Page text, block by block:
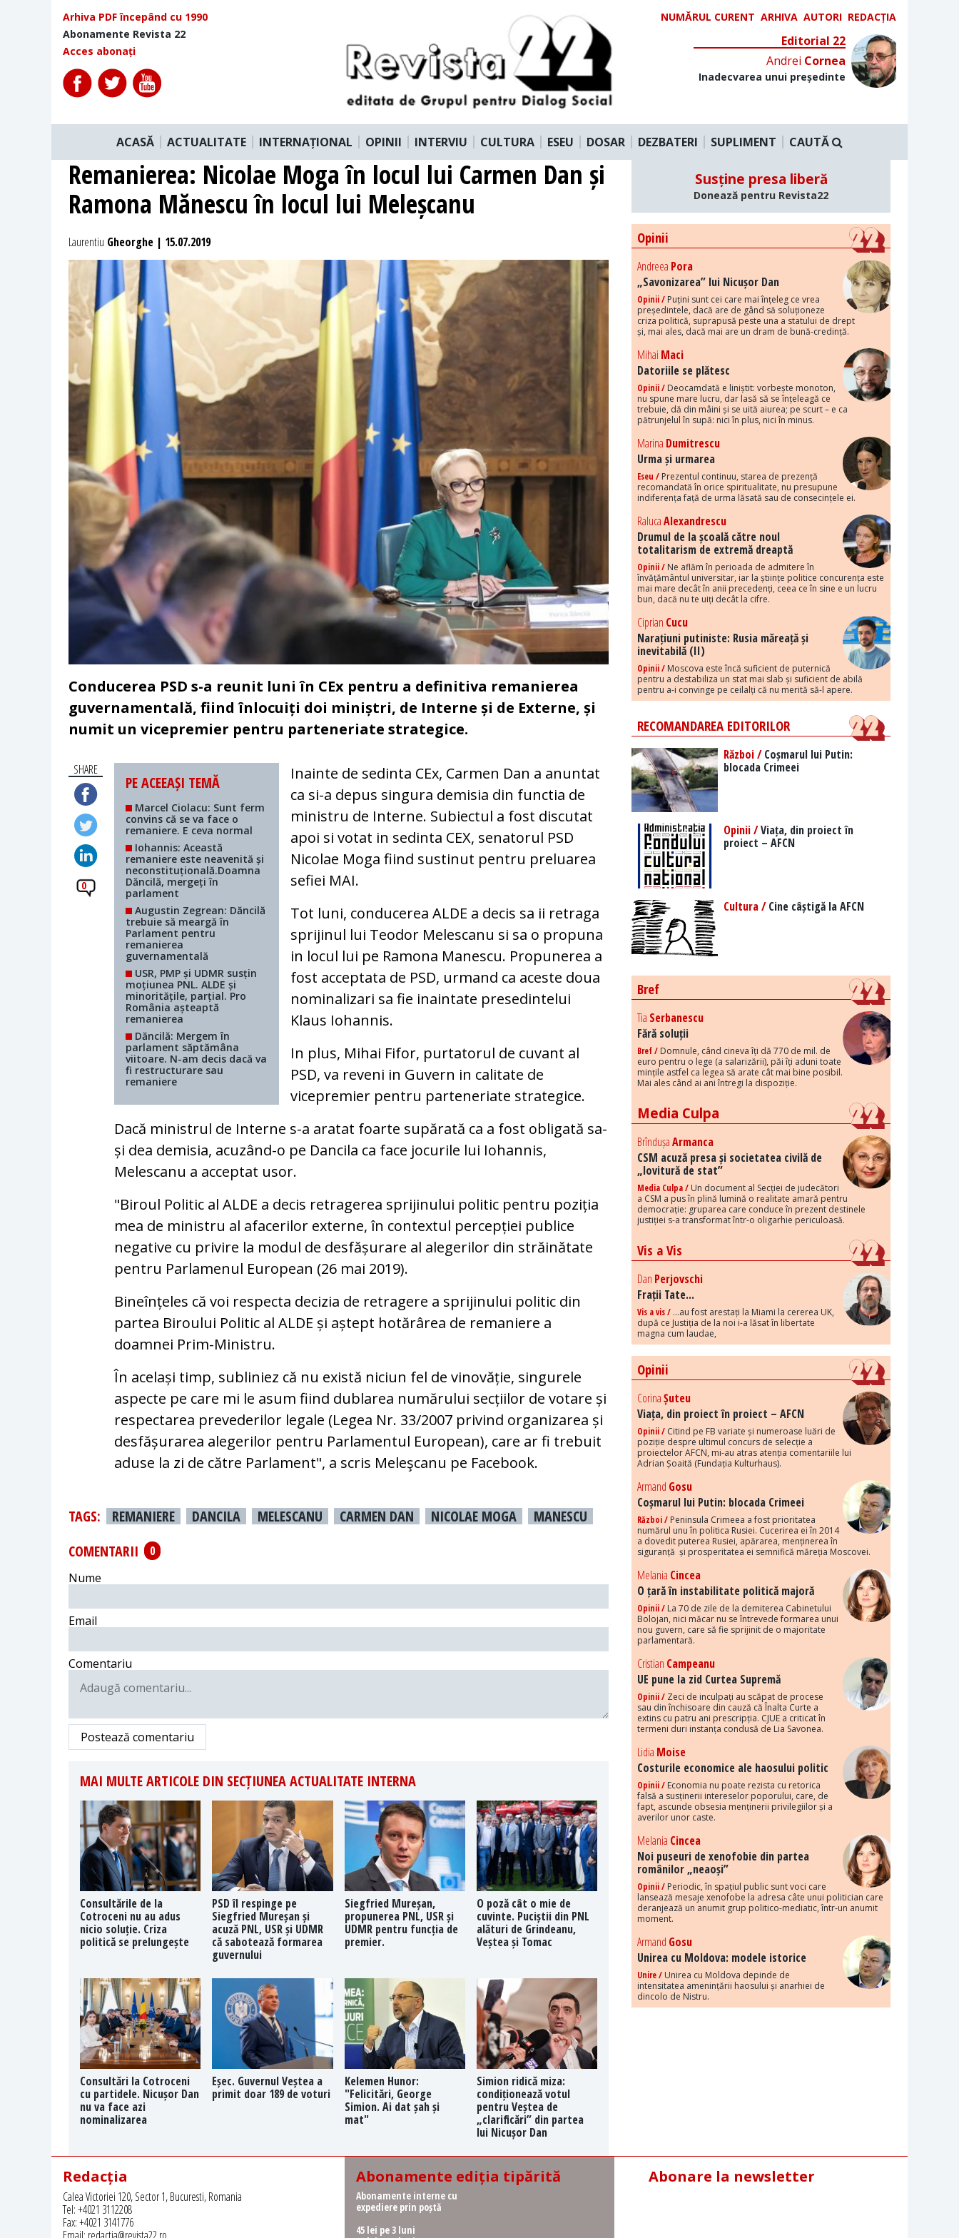
Arhiva PDF începând cu 1990
Abonamente Revista 22
Acces abonați
NUMĂRUL CURENT ARHIVA AUTORI REDACȚIA
Editorial 22
Andrei Cornea
Inadecvarea unui președinte
ACASĂ ACTUALITATE INTERNAȚIONAL OPINII INTERVIU CULTURA ESEU DOSAR DEZBATERI SUPLIMENT CAUTĂ
Remanierea: Nicolae Moga în locul lui Carmen Dan și
Ramona Mănescu în locul lui Meleșcanu
Laurentiu Gheorghe | 15.07.2019
Conducerea PSD s-a reunit luni în CEx pentru a definitiva remanierea
guvernamentală, fiind înlocuiți doi miniștri, de Interne și de Externe, și
numit un vicepremier pentru parteneriate strategice.
SHARE
0
PE ACEEAȘI TEMĂ
Marcel Ciolacu: Sunt ferm
convins că se va face o
remaniere. E ceva normal
Iohannis: Această
remaniere este neavenită și
neconstituțională.Doamna
Dăncilă, mergeți în
parlament
Augustin Zegrean: Dăncilă
trebuie să meargă în
Parlament pentru
remanierea
guvernamentală
USR, PMP și UDMR susțin
moțiunea PNL. ALDE și
minoritățile, parțial. Pro
România așteaptă
remanierea
Dăncilă: Mergem în
parlament săptămâna
viitoare. N-am decis dacă va
fi restructurare sau
remaniere
Inainte de sedinta CEx, Carmen Dan a anuntat
ca si-a depus singura demisia din functia de
ministru de Interne. Subiectul a fost discutat
apoi si votat in sedinta CEX, senatorul PSD
Nicolae Moga fiind sustinut pentru preluarea
sefiei MAI.
Tot luni, conducerea ALDE a decis sa ii retraga
sprijinul lui Teodor Melescanu si sa o propuna
in locul lui pe Ramona Manescu. Propunerea a
fost acceptata de PSD, urmand ca aceste doua
nominalizari sa fie inaintate presedintelui
Klaus Iohannis.
In plus, Mihai Fifor, purtatorul de cuvant al
PSD, va reveni in Guvern in calitate de
vicepremier pentru parteneriate strategice.
Dacă ministrul de Interne s-a aratat foarte supărată ca a fost obligată sa-
și dea demisia, acuzând-o pe Dancila ca face jocurile lui Iohannis,
Melescanu a acceptat usor.
"Biroul Politic al ALDE a decis retragerea sprijinului politic pentru poziția
mea de ministru al afacerilor externe, în contextul percepției publice
negative cu privire la modul de desfășurare al alegerilor din străinătate
pentru Parlamenul European (26 mai 2019).
Bineînțeles că voi respecta decizia de retragere a sprijinului politic din
partea Biroului Politic al ALDE și aștept hotărârea de remaniere a
doamnei Prim-Ministru.
În același timp, subliniez că nu există niciun fel de vinovăție, singurele
aspecte pe care mi le asum fiind dublarea numărului secțiilor de votare și
respectarea prevederilor legale (Legea Nr. 33/2007 privind organizarea și
desfășurarea alegerilor pentru Parlamentul European), care ar fi trebuit
aduse la zi de către Parlament", a scris Meleşcanu pe Facebook.
TAGS: REMANIERE DANCILA MELESCANU CARMEN DAN NICOLAE MOGA
MANESCU
COMENTARII
0
Nume
Email
Comentariu
Postează comentariu
MAI MULTE ARTICOLE DIN SECȚIUNEA ACTUALITATE INTERNA
Consultările de la
Cotroceni nu au adus
nicio soluție. Criza
politică se prelungește
PSD îl respinge pe
Siegfried Mureșan și
acuză PNL, USR și UDMR
că sabotează formarea
guvernului
Siegfried Mureșan,
propunerea PNL, USR și
UDMR pentru funcția de
premier.
O poză cât o mie de
cuvinte. Puciștii din PNL
alături de Grindeanu,
Veștea și Tomac
Consultări la Cotroceni
cu partidele. Nicușor Dan
nu va face azi
nominalizarea
Eșec. Guvernul Veștea a
primit doar 189 de voturi
Kelemen Hunor:
"Felicitări, George
Simion. Ai dat șah și
mat"
Simion ridică miza:
condiționează votul
pentru Veștea de
„clarificări” din partea
lui Nicușor Dan
Susține presa liberă
Donează pentru Revista22
Opinii
Andreea Pora
„Savonizarea” lui Nicușor Dan
Opinii / Puțini sunt cei care mai înțeleg ce vrea
președintele, dacă are de gând să soluționeze
criza politică, suprapusă peste una a statului de drept
și, mai ales, dacă mai are un dram de bună-credință.
Mihai Maci
Datoriile se plătesc
Opinii / Deocamdată e liniștit: vorbește monoton,
nu spune mare lucru, dar lasă să se înțeleagă ce
trebuie, dă din mâini și se uită aiurea; pe scurt – e ca
pătrunjelul în supă: nici în plus, nici în minus.
Marina Dumitrescu
Urma și urmarea
Eseu / Prezentul continuu, starea de prezență
recomandată în orice spiritualitate, nu presupune
indiferența față de urma lăsată sau de consecințele ei.
RalucaAlexandrescu
Drumul de la școală către noul
totalitarism de extremă dreaptă
Opinii / Ne aflăm în perioada de admitere în
învățământul universitar, iar la științe politice concurența este
mai mare decât în anii precedenți, ceea ce în sine e un lucru
bun, dacă nu te uiți decât la cifre.
Ciprian Cucu
Narațiuni putiniste: Rusia măreață și
inevitabilă (II)
Opinii / Moscova este încă suficient de puternică
pentru a destabiliza un stat mai slab și suficient de abilă
pentru a-i convinge pe ceilalți că nu merită să-l apere.
RECOMANDAREA EDITORILOR
Război /Coșmarul lui Putin:
blocada Crimeei
Opinii /Viața, din proiect în
proiect – AFCN
Cultura /Cine câștigă la AFCN
Bref
Tia Serbanescu
Fără soluții
Bref / Domnule, când cineva îți dă 770 de mil. de
euro pentru o lege (a salarizării), păi îți aduni toate
mințile astfel ca legea să arate cât mai bine posibil.
Mai ales când ai ani întregi la dispoziție.
Media Culpa
BrîndușaArmanca
CSM acuză presa și societatea civilă de
„lovitură de stat”
Media Culpa / Un document al Secției de judecători
a CSM a pus în plină lumină o realitate amară pentru
democrație: gruparea care conduce în prezent destinele
justiției s-a transformat într-o oligarhie periculoasă.
Vis a Vis
Dan Perjovschi
Frații Tate...
Vis a vis / ...au fost arestați la Miami la cererea UK,
după ce Justiția de la noi i-a lăsat în libertate
magna cum laudae,
Opinii
CorinaȘuteu
Viața, din proiect în proiect – AFCN
Opinii / Citind pe FB variate și numeroase luări de
poziție despre ultimul concurs de selecție a
proiectelor AFCN, mi-au atras atenția comentariile lui
Adrian Șoaită (Fundația Kulturhaus).
Armand Gosu
Coșmarul lui Putin: blocada Crimeei
Război / Peninsula Crimeea a fost prioritatea
numărul unu în politica Rusiei. Cucerirea ei în 2014
a dovedit puterea Rusiei, apărarea, menținerea în
siguranță și prosperitatea ei semnifică măreția Moscovei.
Melania Cincea
O țară în instabilitate politică majoră
Opinii / La 70 de zile de la demiterea Cabinetului
Bolojan, nici măcar nu se întrevede formarea unui
nou guvern, care să fie sprijinit de o majoritate
parlamentară.
Cristian Campeanu
UE pune la zid Curtea Supremă
Opinii / Zeci de inculpați au scăpat de procese
sau din închisoare din cauză că Înalta Curte a
extins cu patru ani prescripția. CJUE a criticat în
termeni duri instanța condusă de Lia Savonea.
Lidia Moise
Costurile economice ale haosului politic
Opinii / Economia nu poate rezista cu retorica
falsă a susținerii intereselor poporului, care, de
fapt, ascunde obsesia menținerii privilegiilor și a
averilor unor caste.
Melania Cincea
Noi puseuri de xenofobie din partea
românilor „neaoși”
Opinii / Periodic, în spațiul public sunt voci care
lansează mesaje xenofobe la adresa câte unui politician care
deranjează un anumit grup politico-mediatic, într-un anumit
moment.
Armand Gosu
Unirea cu Moldova: modele istorice
Unire / Unirea cu Moldova depinde de
intensitatea amenințării haosului și anarhiei de
dincolo de Nistru.
Redacția
Calea Victoriei 120, Sector 1, Bucuresti, Romania
Tel: +4021 3112208
Fax: +4021 3141776
Abonamente ediția tipărită
Abonamente interne cu
expediere prin poștă
45 lei pe 3 luni
Abonare la newsletter